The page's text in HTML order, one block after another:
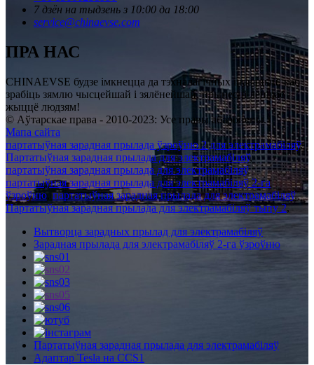
7 дзён на тыдзень з 10:00 да 18:00
service@chinaevse.com
ПРА НАС
CHINAEVSE будзе імкнецца да тэхналагічных інавацый, каб
зрабіць зямлю чысцейшай і зялёнейшай, прынесці лепшае
жыццё людзям!
© Аўтарскае права - 2010-2023: Усе правы абаронены.
Мапа сайта
партатыўная зарадная прылада ўзроўню 2 для электрамабіляў,
Партатыўная зарадная прылада для электрамабіляў,
партатыўная зарадная прылада для электрамабіляў,
партатыўная зарадная прылада для электрамабіляў 2-га
ўзроўню, партатыўная зарадная прылада для электрамабіляў,
Партатыўная зарадная прылада для электрамабіляў тыпу 2,
Вытворца зарадных прылад для электрамабіляў
Зарадная прылада для электрамабіляў 2-га ўзроўню
Партатыўная зарадная прылада для электрамабіляў
Адаптар Tesla на CCS1